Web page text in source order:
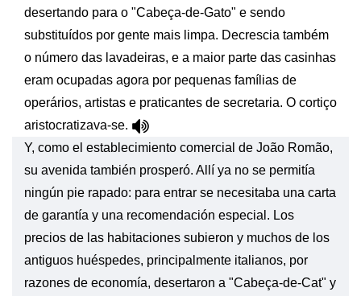
desertando para o "Cabeça-de-Gato" e sendo
substituídos por gente mais limpa. Decrescia também
o número das lavadeiras, e a maior parte das casinhas
eram ocupadas agora por pequenas famílias de
operários, artistas e praticantes de secretaria. O cortiço
aristocratizava-se.
Y, como el establecimiento comercial de João Romão,
su avenida también prosperó. Allí ya no se permitía
ningún pie rapado: para entrar se necesitaba una carta
de garantía y una recomendación especial. Los
precios de las habitaciones subieron y muchos de los
antiguos huéspedes, principalmente italianos, por
razones de economía, desertaron a "Cabeça-de-Cat" y